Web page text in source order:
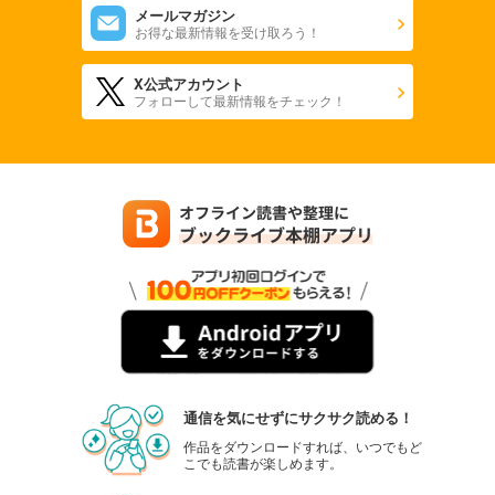
メールマガジン
お得な最新情報を受け取ろう！
X公式アカウント
フォローして最新情報をチェック！
通信を気にせずにサクサク読める！
作品をダウンロードすれば、いつでもど
こでも読書が楽しめます。